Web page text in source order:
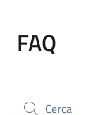
FAQ
Cerca nel sito